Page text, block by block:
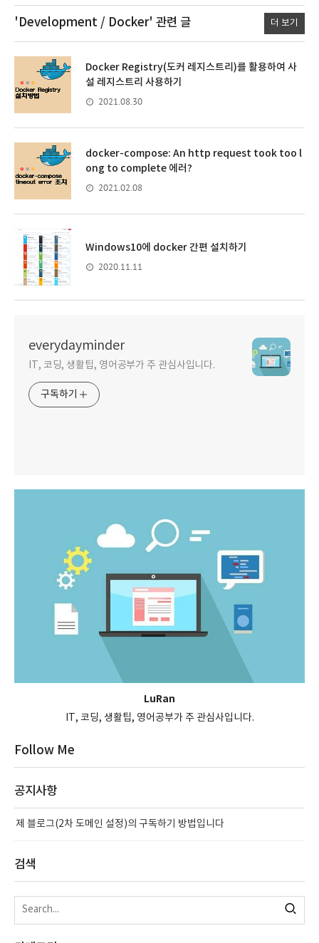
'Development / Docker' 관련 글 더 보기
Docker Registry(도커 레지스트리)를 활용하여 사
설 레지스트리 사용하기
2021.08.30
docker-compose: An http request took too l
ong to complete 에러?
2021.02.08
Windows10에 docker 간편 설치하기
2020.11.11
everydayminder
IT, 코딩, 생활팁, 영어공부가 주 관심사입니다.
구독하기
LuRan
IT, 코딩, 생활팁, 영어공부가 주 관심사입니다.
Follow Me
공지사항
제 블로그(2차 도메인 설정)의 구독하기 방법입니다
검색